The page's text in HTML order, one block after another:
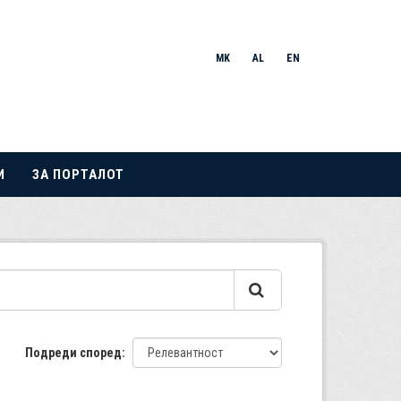
MK AL EN
ЗА ПОРТАЛОТ
Подреди според